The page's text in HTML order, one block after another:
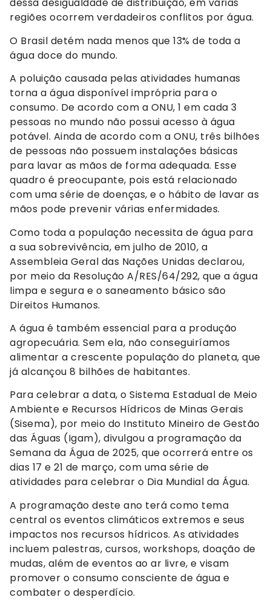
dessa desigualdade de distribuição, em várias
regiões ocorrem verdadeiros conflitos por água.
O Brasil detém nada menos que 13% de toda a
água doce do mundo.
A poluição causada pelas atividades humanas
torna a água disponível imprópria para o
consumo. De acordo com a ONU, 1 em cada 3
pessoas no mundo não possui acesso à água
potável. Ainda de acordo com a ONU, três bilhões
de pessoas não possuem instalações básicas
para lavar as mãos de forma adequada. Esse
quadro é preocupante, pois está relacionado
com uma série de doenças, e o hábito de lavar as
mãos pode prevenir várias enfermidades.
Como toda a população necessita de água para
a sua sobrevivência, em julho de 2010, a
Assembleia Geral das Nações Unidas declarou,
por meio da Resolução A/RES/64/292, que a água
limpa e segura e o saneamento básico são
Direitos Humanos.
A água é também essencial para a produção
agropecuária. Sem ela, não conseguiríamos
alimentar a crescente população do planeta, que
já alcançou 8 bilhões de habitantes.
Para celebrar a data, o Sistema Estadual de Meio
Ambiente e Recursos Hídricos de Minas Gerais
(Sisema), por meio do Instituto Mineiro de Gestão
das Águas (Igam), divulgou a programação da
Semana da Água de 2025, que ocorrerá entre os
dias 17 e 21 de março, com uma série de
atividades para celebrar o Dia Mundial da Água.
A programação deste ano terá como tema
central os eventos climáticos extremos e seus
impactos nos recursos hídricos. As atividades
incluem palestras, cursos, workshops, doação de
mudas, além de eventos ao ar livre, e visam
promover o consumo consciente de água e
combater o desperdício.